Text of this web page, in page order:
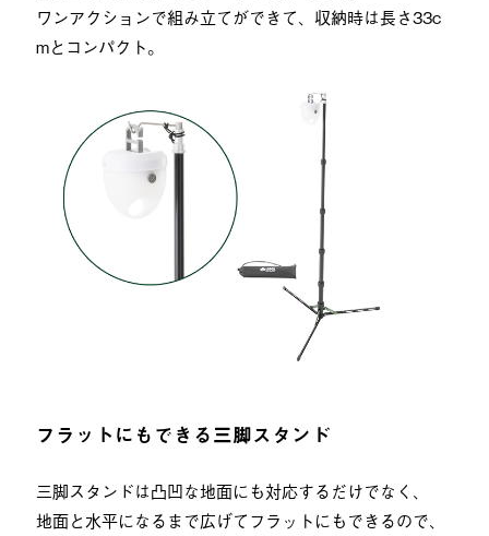
ワンアクションで組み立てができて、収納時は長さ33c
mとコンパクト。
フラットにもできる三脚スタンド
三脚スタンドは凸凹な地面にも対応するだけでなく、
地面と水平になるまで広げてフラットにもできるので、